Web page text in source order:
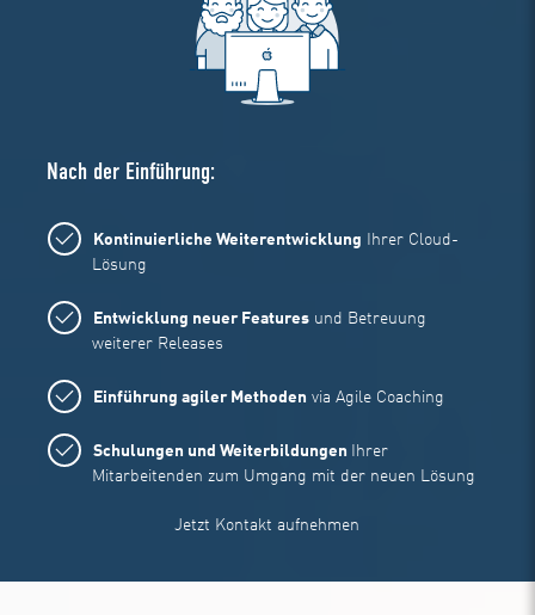
Nach der Einführung:
Kontinuierliche Weiterentwicklung Ihrer Cloud-
Lösung
Entwicklung neuer Features und Betreuung
weiterer Releases
Einführung agiler Methoden via Agile Coaching
Schulungen und Weiterbildungen
Ihrer
Mitarbeitenden zum Umgang mit der neuen Lösung
Jetzt Kontakt aufnehmen